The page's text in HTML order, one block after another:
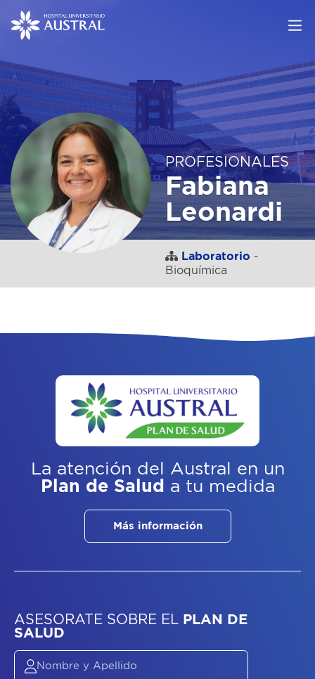
PROFESIONALES
Fabiana
Leonardi
Laboratorio -
Bioquímica
La atención del Austral
en un
Plan de Salud a tu medida
Más información